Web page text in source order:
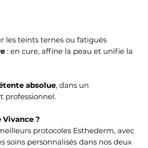
les teints ternes ou fatigués
: en cure, affine la peau et unifie la
absolue, dans un
professionnel.
?
protocoles Esthederm, avec
soins personnalisés dans nos deux